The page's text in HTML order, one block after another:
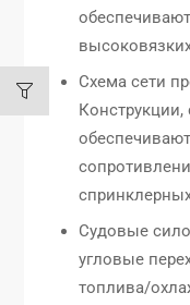
Схема сети
Судовые
угловые
топлива/